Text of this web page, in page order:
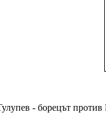
- борецът против